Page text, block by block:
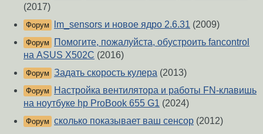
(2017)
Форум lm_sensors и новое ядро 2.6.31 (2009)
Форум
Помогите, пожалуйста, обустроить fancontrol
на ASUS X502C (2016)
Форум Задать скорость кулера (2013)
Форум
Настройка вентилятора и работы FN-клавишь
на ноутбуке hp ProBook 655 G1 (2024)
Форум сколько показывает ваш сенсор (2012)